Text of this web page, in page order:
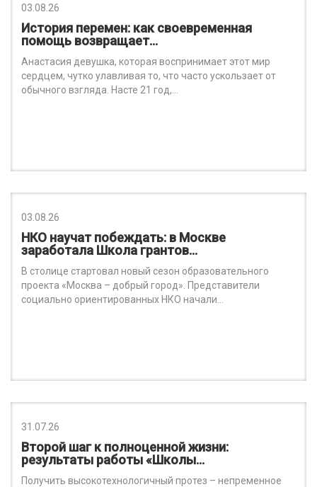
03.08.26
История перемен: как своевременная
помощь возвращает…
Анастасия девушка, которая воспринимает этот мир
сердцем, чутко улавливая то, что часто ускользает от
обычного взгляда. Насте 21 год,…
03.08.26
НКО научат побеждать: в Москве
заработала Школа грантов…
В столице стартовал новый сезон образовательного
проекта «Москва – добрый город». Представители
социально ориентированных НКО начали…
31.07.26
Второй шаг к полноценной жизни:
результаты работы «Школы…
Получить высокотехнологичный протез – непременное